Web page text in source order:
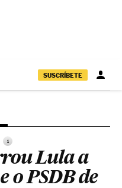
SUSCRÍBETE
i
Lula a
o PSDB de